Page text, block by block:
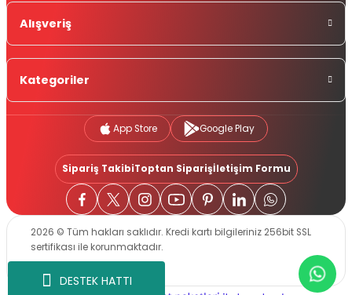
DESTEK HATTI
Alışveriş
Kategoriler
App Store Google Play
Sipariş TakibiToptan Siparişİletişim Formu
2026 © Tüm hakları saklıdır. Kredi kartı bilgileriniz 256bit SSL
sertifikası ile korunmaktadır.